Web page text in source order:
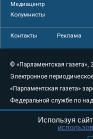
Медиацентр
Колумнисты
Контакты Реклама
© «Парламентская газета»,
Электронное
«Парламентская газета»
Федеральной службе по
связи, информационных
массовых коммуникаций
Используя